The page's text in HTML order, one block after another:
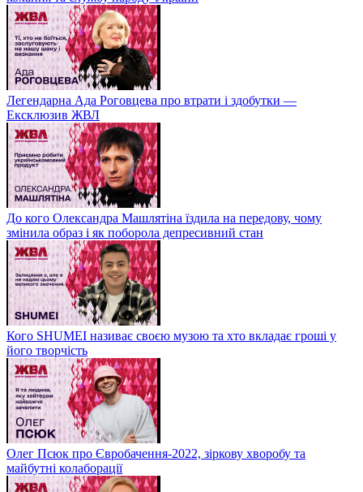
Легендарна Ада Роговцева про втрати і здобутки —
Ексклюзив ЖВЛ
До кого Олександра Машлятіна їздила на передову, чому
змінила образ і як поборола депресивний стан
Кого SHUMEI називає своєю музою та хто вкладає гроші у
його творчість
Олег Псюк про Євробачення-2022, зіркову хворобу та
майбутні колаборації